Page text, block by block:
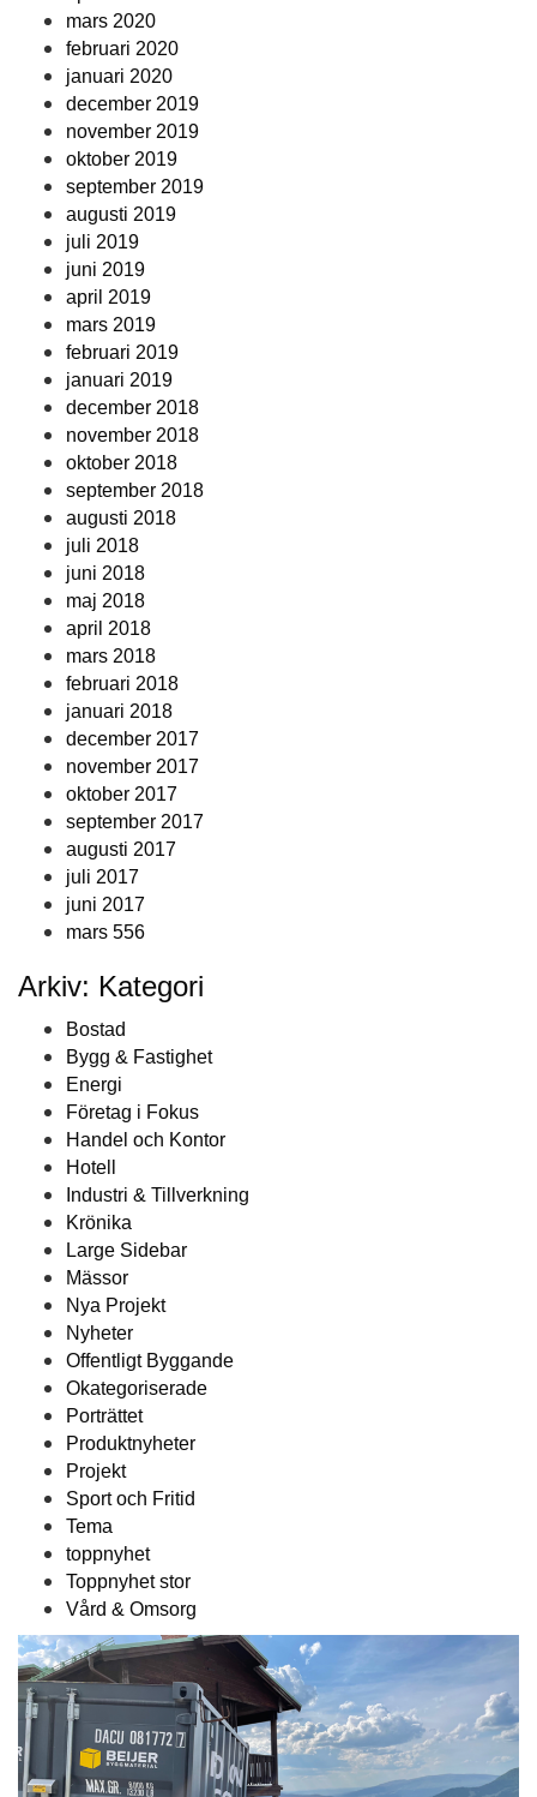
mars 2020
februari 2020
januari 2020
december 2019
november 2019
oktober 2019
september 2019
augusti 2019
juli 2019
juni 2019
april 2019
mars 2019
februari 2019
januari 2019
december 2018
november 2018
oktober 2018
september 2018
augusti 2018
juli 2018
juni 2018
maj 2018
april 2018
mars 2018
februari 2018
januari 2018
december 2017
november 2017
oktober 2017
september 2017
augusti 2017
juli 2017
juni 2017
mars 556
Arkiv: Kategori
Bostad
Bygg & Fastighet
Energi
Företag i Fokus
Handel och Kontor
Hotell
Industri & Tillverkning
Krönika
Large Sidebar
Mässor
Nya Projekt
Nyheter
Offentligt Byggande
Okategoriserade
Porträttet
Produktnyheter
Projekt
Sport och Fritid
Tema
toppnyhet
Toppnyhet stor
Vård & Omsorg